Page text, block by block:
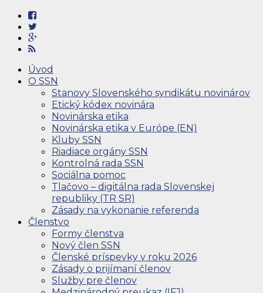
Úvod
O SSN
Stanovy Slovenského syndikátu novinárov
Etický kódex novinára
Novinárska etika
Novinárska etika v Európe (EN)
Kluby SSN
Riadiace orgány SSN
Kontrolná rada SSN
Sociálna pomoc
Tlačovo – digitálna rada Slovenskej
republiky (TR SR)
Zásady na vykonanie referenda
Členstvo
Formy členstva
Nový člen SSN
Členské príspevky v roku 2026
Zásady o prijímaní členov
Služby pre členov